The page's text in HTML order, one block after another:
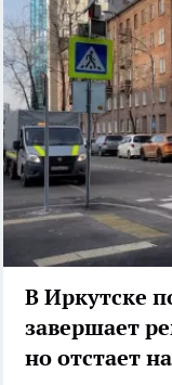
В Иркутске
завершает
но отстает